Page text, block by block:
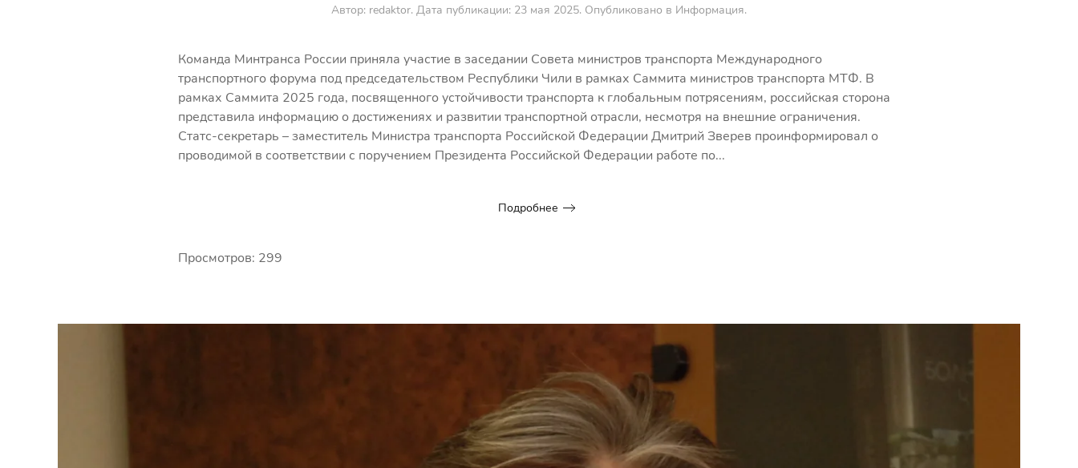
Автор: redaktor. Дата публикации: 23 мая 2025. Опубликовано в Информация.
Команда Минтранса России приняла участие в заседании Совета министров транспорта Международного
транспортного форума под председательством Республики Чили в рамках Саммита министров транспорта МТФ. В
рамках Саммита 2025 года, посвященного устойчивости транспорта к глобальным потрясениям, российская сторона
представила информацию о достижениях и развитии транспортной отрасли, несмотря на внешние ограничения.
Статс-секретарь – заместитель Министра транспорта Российской Федерации Дмитрий Зверев проинформировал о
проводимой в соответствии с поручением Президента Российской Федерации работе по...
Подробнее
Просмотров: 299